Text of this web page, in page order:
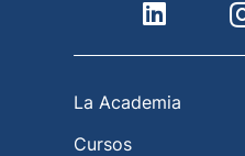
La Academia
Cursos